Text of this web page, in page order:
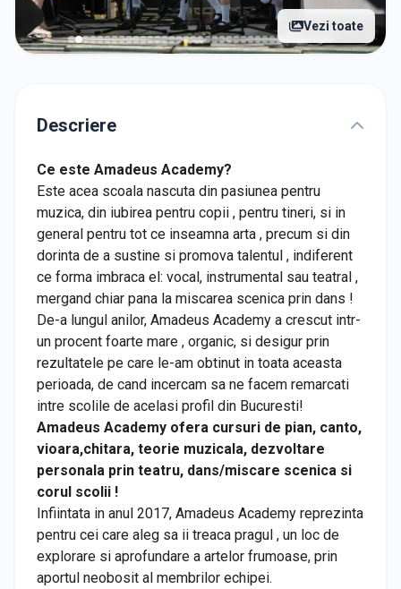
Vezi toate
Descriere
Ce este Amadeus Academy?
Este acea scoala nascuta din pasiunea pentru
muzica, din iubirea pentru copii , pentru tineri, si in
general pentru tot ce inseamna arta , precum si din
dorinta de a sustine si promova talentul , indiferent
ce forma imbraca el: vocal, instrumental sau teatral ,
mergand chiar pana la miscarea scenica prin dans !
De-a lungul anilor, Amadeus Academy a crescut intr-
un procent foarte mare , organic, si desigur prin
rezultatele pe care le-am obtinut in toata aceasta
perioada, de cand incercam sa ne facem remarcati
intre scolile de acelasi profil din Bucuresti!
Amadeus Academy ofera cursuri de pian, canto,
vioara,chitara, teorie muzicala, dezvoltare
personala prin teatru, dans/miscare scenica si
corul scolii !
Infiintata in anul 2017, Amadeus Academy reprezinta
pentru cei care aleg sa ii treaca pragul , un loc de
explorare si aprofundare a artelor frumoase, prin
aportul neobosit al membrilor echipei.